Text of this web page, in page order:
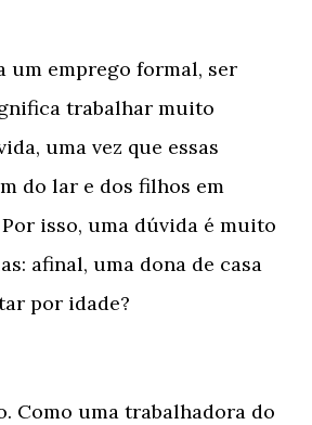
um emprego formal, ser
trabalhar muito
uma vez que essas
do lar e dos filhos em
isso, uma dúvida é muito
afinal, uma dona de casa
por idade?
Como uma trabalhadora do